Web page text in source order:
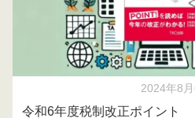
2024年8月
令和6年度税制改正ポイント